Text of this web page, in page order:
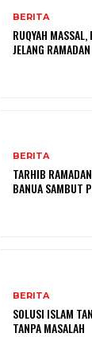
BERITA
RUQYAH
JELANG RAMADAN
BERITA
TARHIB
BANUA SAMBUT
BERITA
SOLUSI ISLAM
TANPA MASALAH